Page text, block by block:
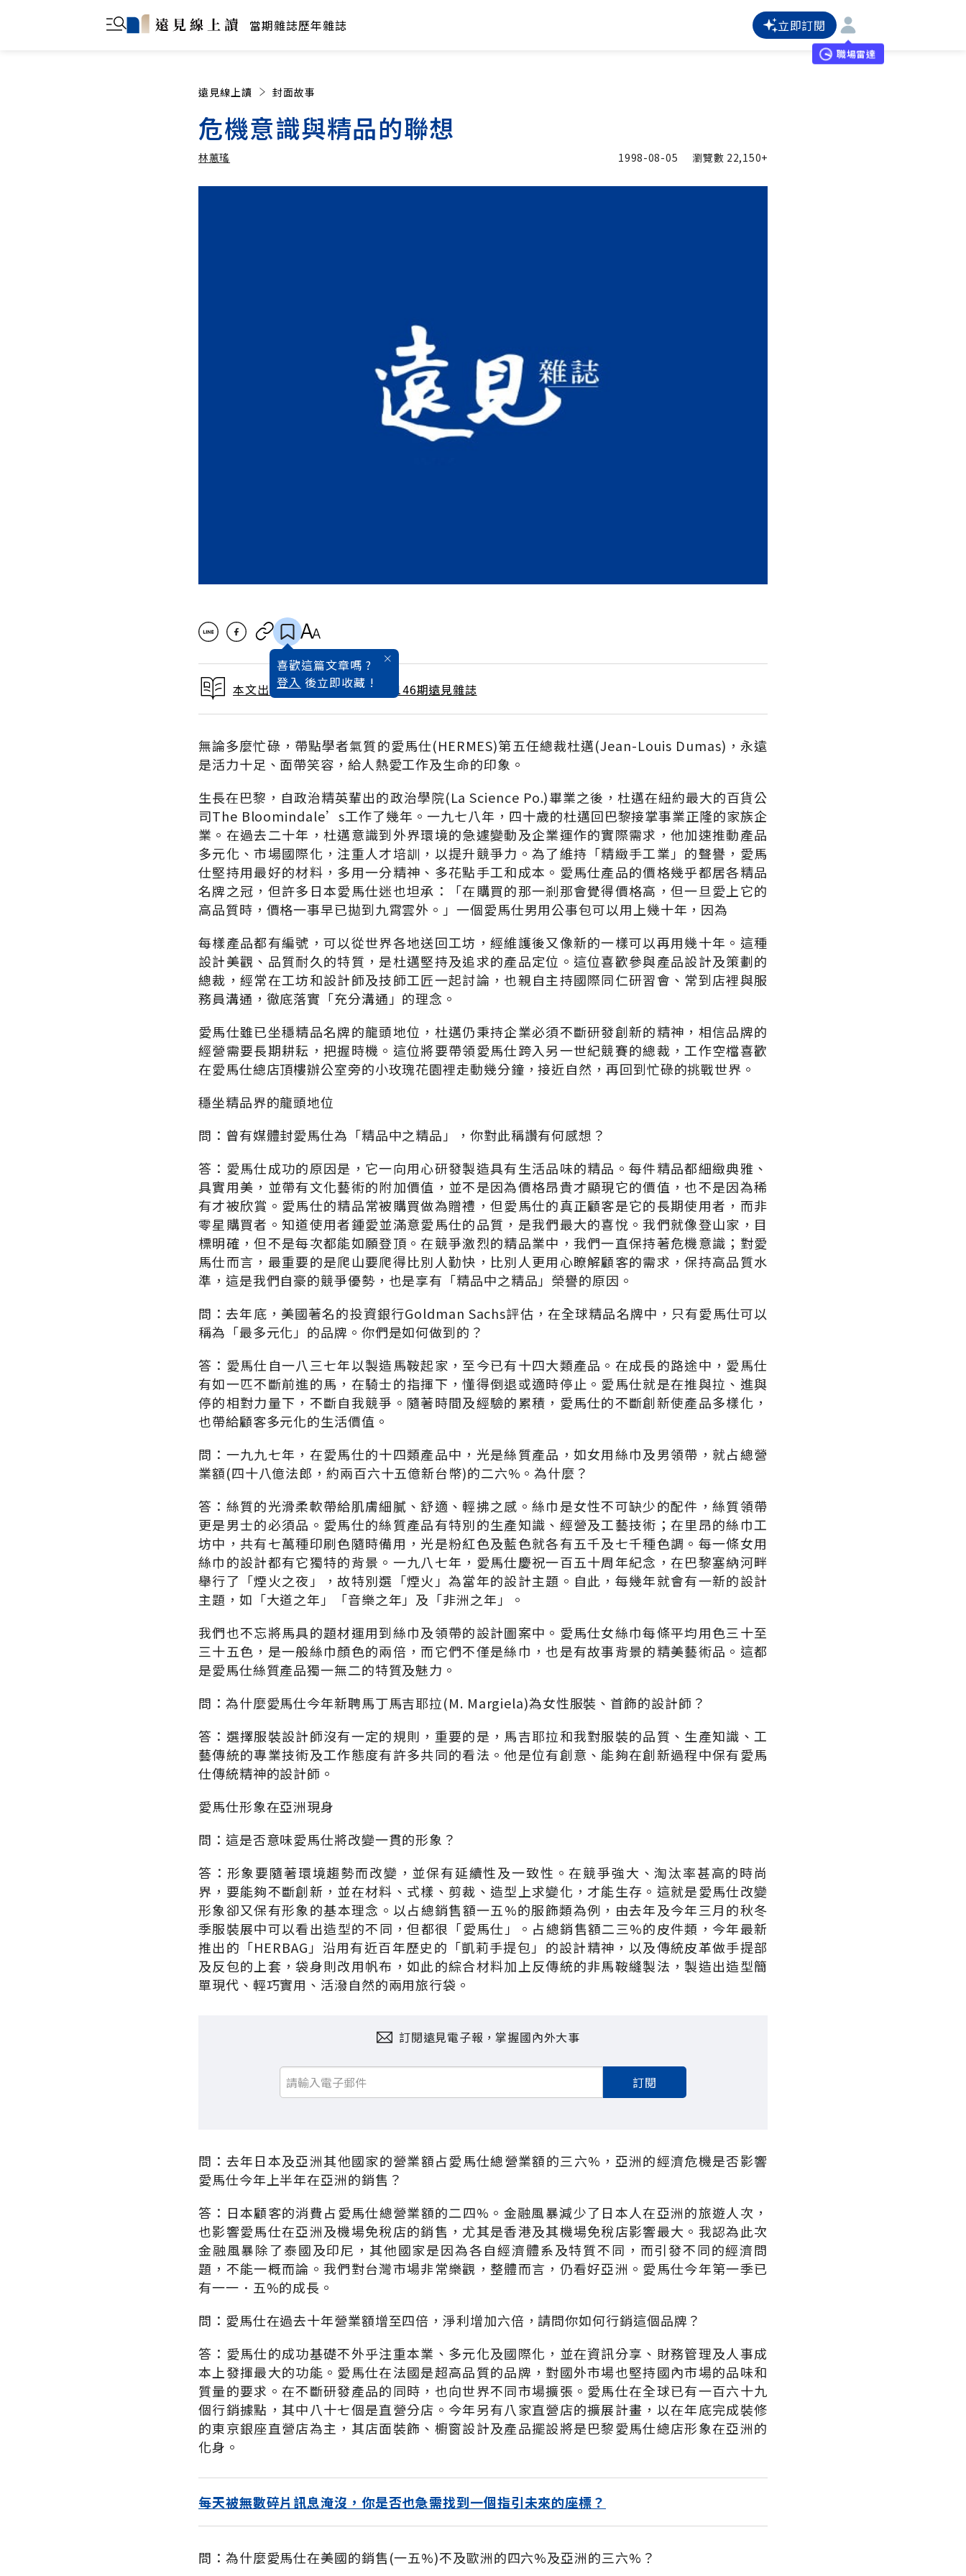
當期雜誌歷年雜誌 立即訂閱
職場雷達
遠見線上讀 封面故事
危機意識與精品的聯想
林蕙瑤 1998-08-05 瀏覽數 22,150+
喜歡這篇文章嗎 ?
登入 後立即收藏 !
本文出自 1998 / 8月號雜誌 第146期遠見雜誌
無論多麼忙碌，帶點學者氣質的愛馬仕(HERMES)第五任總裁杜邁(Jean-Louis Dumas)，永遠
是活力十足、面帶笑容，給人熱愛工作及生命的印象。
生長在巴黎，自政治精英輩出的政治學院(La Science Po.)畢業之後，杜邁在紐約最大的百貨公
司The Bloomindale’s工作了幾年。一九七八年，四十歲的杜邁回巴黎接掌事業正隆的家族企
業。在過去二十年，杜邁意識到外界環境的急遽變動及企業運作的實際需求，他加速推動產品
多元化、市場國際化，注重人才培訓，以提升競爭力。為了維持「精緻手工業」的聲譽，愛馬
仕堅持用最好的材料，多用一分精神、多花點手工和成本。愛馬仕產品的價格幾乎都居各精品
名牌之冠，但許多日本愛馬仕迷也坦承：「在購買的那一剎那會覺得價格高，但一旦愛上它的
高品質時，價格一事早已拋到九霄雲外。」一個愛馬仕男用公事包可以用上幾十年，因為
每樣產品都有編號，可以從世界各地送回工坊，經維護後又像新的一樣可以再用幾十年。這種
設計美觀、品質耐久的特質，是杜邁堅持及追求的產品定位。這位喜歡參與產品設計及策劃的
總裁，經常在工坊和設計師及技師工匠一起討論，也親自主持國際同仁研習會、常到店裡與服
務員溝通，徹底落實「充分溝通」的理念。
愛馬仕雖已坐穩精品名牌的龍頭地位，杜邁仍秉持企業必須不斷研發創新的精神，相信品牌的
經營需要長期耕耘，把握時機。這位將要帶領愛馬仕跨入另一世紀競賽的總裁，工作空檔喜歡
在愛馬仕總店頂樓辦公室旁的小玫瑰花園裡走動幾分鐘，接近自然，再回到忙碌的挑戰世界。
穩坐精品界的龍頭地位
問：曾有媒體封愛馬仕為「精品中之精品」，你對此稱讚有何感想？
答：愛馬仕成功的原因是，它一向用心研發製造具有生活品味的精品。每件精品都細緻典雅、
具實用美，並帶有文化藝術的附加價值，並不是因為價格昂貴才顯現它的價值，也不是因為稀
有才被欣賞。愛馬仕的精品常被購買做為贈禮，但愛馬仕的真正顧客是它的長期使用者，而非
零星購買者。知道使用者鍾愛並滿意愛馬仕的品質，是我們最大的喜悅。我們就像登山家，目
標明確，但不是每次都能如願登頂。在競爭激烈的精品業中，我們一直保持著危機意識；對愛
馬仕而言，最重要的是爬山要爬得比別人勤快，比別人更用心瞭解顧客的需求，保持高品質水
準，這是我們自豪的競爭優勢，也是享有「精品中之精品」榮譽的原因。
問：去年底，美國著名的投資銀行Goldman Sachs評估，在全球精品名牌中，只有愛馬仕可以
稱為「最多元化」的品牌。你們是如何做到的？
答：愛馬仕自一八三七年以製造馬鞍起家，至今已有十四大類產品。在成長的路途中，愛馬仕
有如一匹不斷前進的馬，在騎士的指揮下，懂得倒退或適時停止。愛馬仕就是在推與拉、進與
停的相對力量下，不斷自我競爭。隨著時間及經驗的累積，愛馬仕的不斷創新使產品多樣化，
也帶給顧客多元化的生活價值。
問：一九九七年，在愛馬仕的十四類產品中，光是絲質產品，如女用絲巾及男領帶，就占總營
業額(四十八億法郎，約兩百六十五億新台幣)的二六%。為什麼？
答：絲質的光滑柔軟帶給肌膚細膩、舒適、輕拂之感。絲巾是女性不可缺少的配件，絲質領帶
更是男士的必須品。愛馬仕的絲質產品有特別的生產知識、經營及工藝技術；在里昂的絲巾工
坊中，共有七萬種印刷色隨時備用，光是粉紅色及藍色就各有五千及七千種色調。每一條女用
絲巾的設計都有它獨特的背景。一九八七年，愛馬仕慶祝一百五十周年紀念，在巴黎塞納河畔
舉行了「煙火之夜」，故特別選「煙火」為當年的設計主題。自此，每幾年就會有一新的設計
主題，如「大道之年」「音樂之年」及「非洲之年」。
我們也不忘將馬具的題材運用到絲巾及領帶的設計圖案中。愛馬仕女絲巾每條平均用色三十至
三十五色，是一般絲巾顏色的兩倍，而它們不僅是絲巾，也是有故事背景的精美藝術品。這都
是愛馬仕絲質產品獨一無二的特質及魅力。
問：為什麼愛馬仕今年新聘馬丁馬吉耶拉(M. Margiela)為女性服裝、首飾的設計師？
答：選擇服裝設計師沒有一定的規則，重要的是，馬吉耶拉和我對服裝的品質、生產知識、工
藝傳統的專業技術及工作態度有許多共同的看法。他是位有創意、能夠在創新過程中保有愛馬
仕傳統精神的設計師。
愛馬仕形象在亞洲現身
問：這是否意味愛馬仕將改變一貫的形象？
答：形象要隨著環境趨勢而改變，並保有延續性及一致性。在競爭強大、淘汰率甚高的時尚
界，要能夠不斷創新，並在材料、式樣、剪裁、造型上求變化，才能生存。這就是愛馬仕改變
形象卻又保有形象的基本理念。以占總銷售額一五%的服飾類為例，由去年及今年三月的秋冬
季服裝展中可以看出造型的不同，但都很「愛馬仕」。占總銷售額二三%的皮件類，今年最新
推出的「HERBAG」沿用有近百年歷史的「凱莉手提包」的設計精神，以及傳統皮革做手提部
及反包的上套，袋身則改用帆布，如此的綜合材料加上反傳統的非馬鞍縫製法，製造出造型簡
單現代、輕巧實用、活潑自然的兩用旅行袋。
訂閱遠見電子報，掌握國內外大事
訂閱
問：去年日本及亞洲其他國家的營業額占愛馬仕總營業額的三六%，亞洲的經濟危機是否影響
愛馬仕今年上半年在亞洲的銷售？
答：日本顧客的消費占愛馬仕總營業額的二四%。金融風暴減少了日本人在亞洲的旅遊人次，
也影響愛馬仕在亞洲及機場免稅店的銷售，尤其是香港及其機場免稅店影響最大。我認為此次
金融風暴除了泰國及印尼，其他國家是因為各自經濟體系及特質不同，而引發不同的經濟問
題，不能一概而論。我們對台灣市場非常樂觀，整體而言，仍看好亞洲。愛馬仕今年第一季已
有一一．五%的成長。
問：愛馬仕在過去十年營業額增至四倍，淨利增加六倍，請問你如何行銷這個品牌？
答：愛馬仕的成功基礎不外乎注重本業、多元化及國際化，並在資訊分享、財務管理及人事成
本上發揮最大的功能。愛馬仕在法國是超高品質的品牌，對國外市場也堅持國內市場的品味和
質量的要求。在不斷研發產品的同時，也向世界不同市場擴張。愛馬仕在全球已有一百六十九
個行銷據點，其中八十七個是直營分店。今年另有八家直營店的擴展計畫，以在年底完成裝修
的東京銀座直營店為主，其店面裝飾、櫥窗設計及產品擺設將是巴黎愛馬仕總店形象在亞洲的
化身。
每天被無數碎片訊息淹沒，你是否也急需找到一個指引未來的座標？
問：為什麼愛馬仕在美國的銷售(一五%)不及歐洲的四六%及亞洲的三六%？